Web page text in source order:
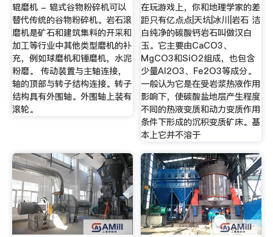
辊磨机 - 辊式谷物粉碎机可以
替代传统的谷物粉碎机。岩石滚
磨机是矿石和建筑集料的开采和
加工等行业中其他类型磨机的补
充，例如球磨机和锤磨机，水泥
粉磨。 传动装置与主轴连接，
轴的顶部与转子结构连接。转子
结构具有外围轴。外围轴上装有
滚轮。
在玩游戏上，你和地理学家的差
距只有亿点点|天坑|冰川|岩石 洁
白纯净的碳酸钙岩石叫做汉白
玉。它主要由CaCO3、
MgCO3和SiO2组成，也包含
少量Al2O3、Fe2O3等成分。
一般认为它是在受岩浆热液作用
影响下，使碳酸盐地层产生程度
不同的热液变质和动力变质作用
条件下形成的沉积变质矿床。基
本上它并不溶于